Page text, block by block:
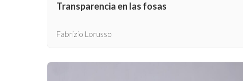
Transparencia en las fosas
Fabrizio Lorusso